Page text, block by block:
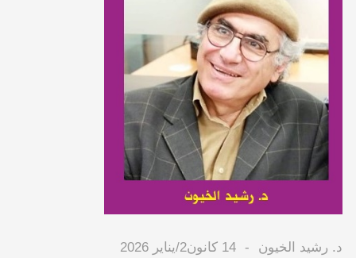
د. رشيد الخيون 14 كانون2/يناير 2026